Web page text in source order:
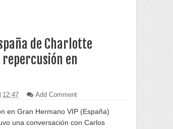
de Charlotte
repercusión en
12:47 Add Comment
en Gran Hermano VIP (España)
una conversación con Carlos